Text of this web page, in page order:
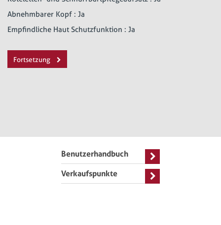
Abnehmbarer Kopf : Ja
Empfindliche Haut Schutzfunktion : Ja
Fortsetzung
Benutzerhandbuch
Verkaufspunkte